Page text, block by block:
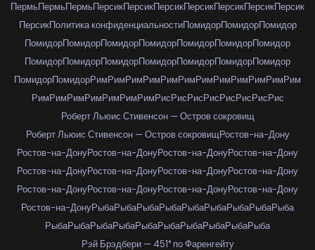
ПермьПермьПермьПерсикПерсикПерсикПерсикПерсикПерсикПерсик
ПерсикПолитика конфиденциальностиПомидорПомидорПомидор
ПомидорПомидорПомидорПомидорПомидорПомидорПомидор
ПомидорПомидорПомидорПомидорПомидорПомидорПомидор
ПомидорПомидорРимРимРимРимРимРимРимРимРимРимРимРим
РимРимРимРимРимРимРимРисРисРисРисРисРисРисРис
Роберт Льюис Стивенсон — Остров сокровищ
Роберт Льюис Стивенсон — Остров сокровищРостов-на-Дону
Ростов-на-ДонуРостов-на-ДонуРостов-на-ДонуРостов-на-Дону
Ростов-на-ДонуРостов-на-ДонуРостов-на-ДонуРостов-на-Дону
Ростов-на-ДонуРостов-на-ДонуРостов-на-ДонуРостов-на-Дону
Ростов-на-ДонуРыбаРыбаРыбаРыбаРыбаРыбаРыбаРыбаРыба
РыбаРыбаРыбаРыбаРыбаРыбаРыбаРыбаРыбаРыба
Рэй Брэдбери — 451° по Фаренгейту